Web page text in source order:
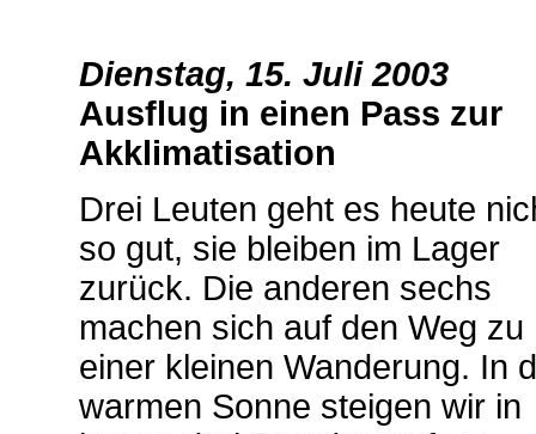
Dienstag, 15. Juli 2003
Ausflug in einen Pass zur
Akklimatisation
Drei Leuten geht es heute
so gut, sie bleiben im Lager
zurück. Die anderen sechs
machen sich auf den Weg zu
einer kleinen Wanderung. In
warmen Sonne steigen wir in